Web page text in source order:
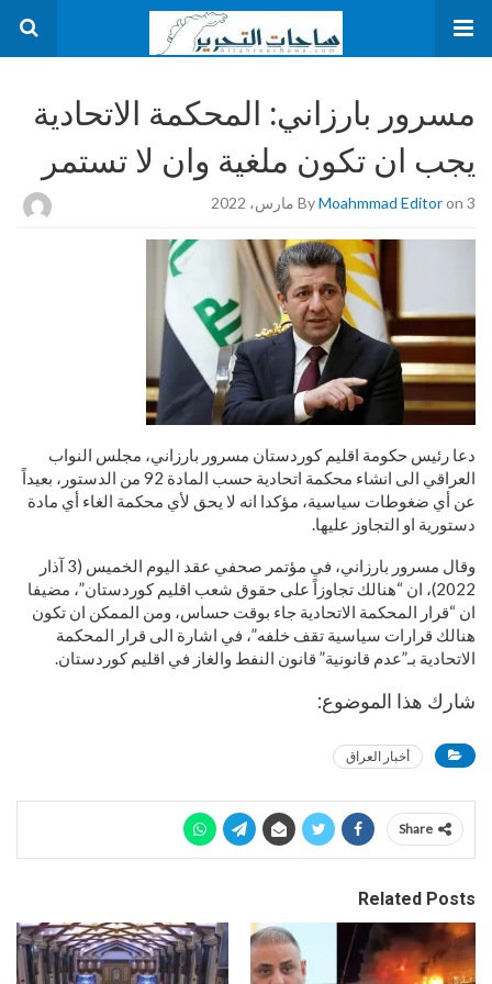
مسرور بارزاني: المحكمة الاتحادية
يجب ان تكون ملغية وان لا تستمر
ByMoahmmad Editoron 3 مارس، 2022
دعا رئيس حكومة اقليم كوردستان مسرور بارزاني، مجلس النواب
العراقي الى انشاء محكمة اتحادية حسب المادة 92 من الدستور، بعيداً
عن أي ضغوطات سياسية، مؤكدا انه لا يحق لأي محكمة الغاء أي مادة
دستورية او التجاوز عليها.
وقال مسرور بارزاني، في مؤتمر صحفي عقد اليوم الخميس (3 آذار
2022)، ان “هنالك تجاوزاً على حقوق شعب اقليم كوردستان”، مضيفا
ان “قرار المحكمة الاتحادية جاء بوقت حساس، ومن الممكن ان تكون
هنالك قرارات سياسية تقف خلفه”، في اشارة الى قرار المحكمة
الاتحادية بـ”عدم قانونية” قانون النفط والغاز في اقليم كوردستان.
شارك هذا الموضوع:
أخبار العراق
Share
Related Posts